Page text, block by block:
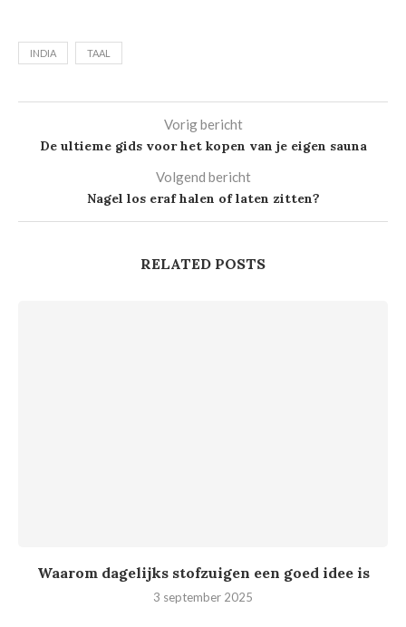
INDIA TAAL
Vorig bericht
De ultieme gids voor het kopen van je eigen sauna
Volgend bericht
Nagel los eraf halen of laten zitten?
RELATED POSTS
Waarom dagelijks stofzuigen een goed idee is
3 september 2025